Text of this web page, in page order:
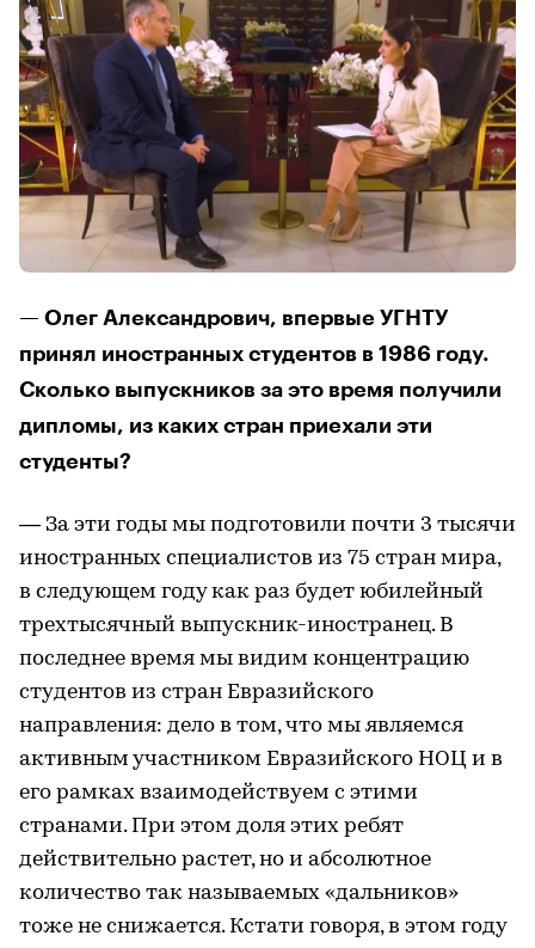
— Олег Александрович, впервые УГНТУ
принял иностранных студентов в 1986 году.
Сколько выпускников за это время получили
дипломы, из каких стран приехали эти
студенты?
— За эти годы мы подготовили почти 3 тысячи
иностранных специалистов из 75 стран мира,
в следующем году как раз будет юбилейный
трехтысячный выпускник-иностранец. В
последнее время мы видим концентрацию
студентов из стран Евразийского
направления: дело в том, что мы являемся
активным участником Евразийского НОЦ и в
его рамках взаимодействуем с этими
странами. При этом доля этих ребят
действительно растет, но и абсолютное
количество так называемых «дальников»
тоже не снижается. Кстати говоря, в этом году